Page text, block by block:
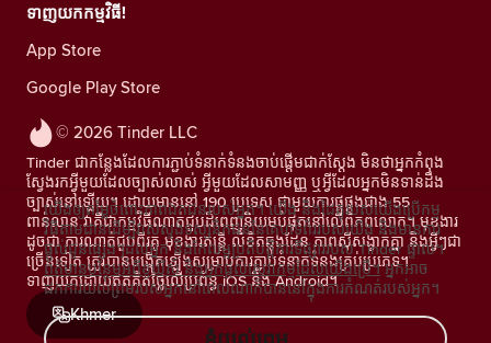
© 2026 Tinder LLC
Tinder ជាកន្លែងដែលការភ្ជាប់ទំនាក់ទំនងចាប់ផ្តើមជាក់ស្តែង មិនថាអ្នកកំពុង
ស្វែងរកអ្វីមួយដែលច្បាស់លាស់ អ្វីមួយដែលសាមញ្ញ ឬអ្វីដែលអ្នកមិនទាន់ដឹង
ច្បាស់នៅឡើយ។ ដោយមាននៅ 190 ប្រទេស ជាមួយការផ្គូផ្គងជាង 55
ពាន់លាន វាគឺជាកម្មវិធីណាត់ជួបដ៏ពេញនិយមបំផុតនៅលើពិភពលោក។ មុខងារ
ដូចជា ការណាត់ជួបពីរគូ មុខងារតន្រ្តី លិខិតឆ្លងដែន ភាពស៊ីសង្វាក់គ្នា និងអ្វីៗជា
ច្រើនទៀត ត្រូវបានបង្កើតឡើងសម្រាប់ការភ្ជាប់ទំនាក់ទំនងគ្រប់ប្រភេទ។
ទាញយកដោយឥតគិតថ្លៃលើប្រព័ន្ធ iOS និង Android។
Khmer
ទាញយកកម្មវិធី!
App Store
Google Play Store
យើងឲ្យតម្លៃចំពោះភាពឯកជនរបស់អ្នក។ យើង និងដៃគូរបស់យើងប្រើកម្ម
វិធីតាមដានដើម្បីវាស់ស្ទង់ទស្សនិកជននៃគេហទំព័ររបស់យើង និងមានការ
ផ្តល់ជូនផ្សេងៗដល់អ្នក និងកែលម្អប្រតិបត្តិការទីផ្សាររបស់ Tinder ផ្ទាល់។
ព័ត៌មានបន្ថែមអំពីខូឃីស៍ និងអ្នកផ្តល់សេវាកម្មដែលយើងប្រើ។ អ្នកអាច
ដកការយល់ព្រមរបស់អ្នកនៅពេលណាក៏បាននៅក្នុងការកំណត់របស់អ្នក។